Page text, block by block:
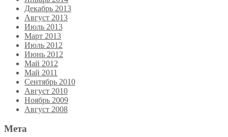
Декабрь 2013
Август 2013
Июль 2013
Март 2013
Июль 2012
Июнь 2012
Май 2012
Май 2011
Сентябрь 2010
Август 2010
Ноябрь 2009
Август 2008
Мета